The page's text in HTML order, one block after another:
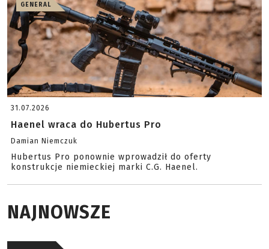
GENERAL
31.07.2026
Haenel wraca do Hubertus Pro
Damian Niemczuk
Hubertus Pro ponownie wprowadził do oferty
konstrukcje niemieckiej marki C.G. Haenel.
NAJNOWSZE